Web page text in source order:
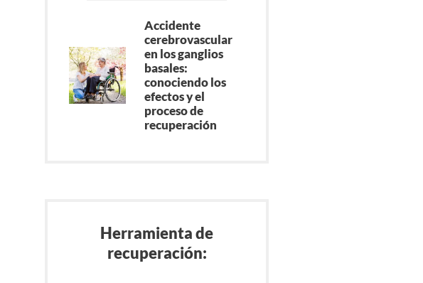
Accidente
cerebrovascular
en los ganglios
basales:
conociendo los
efectos y el
proceso de
recuperación
Herramienta de
recuperación: